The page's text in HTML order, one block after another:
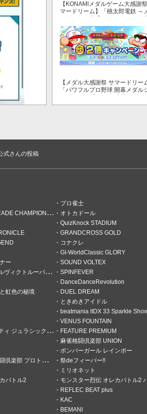
おみくじ
【KONAMIメダルゲーム大感謝
マードリーム】「桃太郎電鉄 ～
数が3倍！
【メダル大感謝祭 サマードリー
「パワフルプロ野球 開幕メダル
が2倍！
式さんの投稿
プロ雀士
CHAMPIONSHIP オトカドール
QuizKnock STADIUM
GRANDCROSS GOLD
コナクレ
GI-WorldClassic GLORY
ー SOUND VOLTEX
ィクトルーパーズ SPINFEVER
DanceDanceRevolution
虹色の秘境 DUEL DREAM
ときめきアイドル
beatmania IIDX 33 Sparkle
VENUS FOUNTAIN
ラシックトレジャー FEATURE PREMIUM
麻雀格闘倶楽部 UNION
ボンバーガール レインボー
プロトーナメント 祭deフィーバー!!
ミリオネット
バトル2 モンスター烈伝 オレカバトル2 パンドラ
REFLEC BEAT plus
KAC
BEMANI